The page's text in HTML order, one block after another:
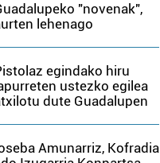
"novenak",
lehenago
egindako hiru
ustezko egilea
dute Guadalupen
Amunarriz, Kofradia